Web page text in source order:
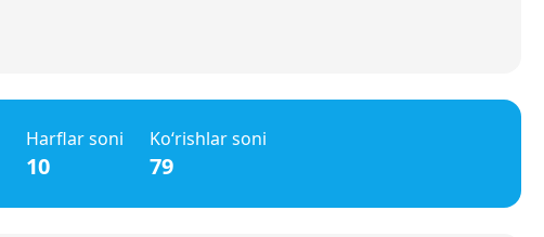
Harflar soni
10
Ko‘rishlar soni
79